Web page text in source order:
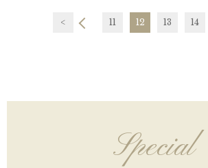
< 11 12 13 14
Special